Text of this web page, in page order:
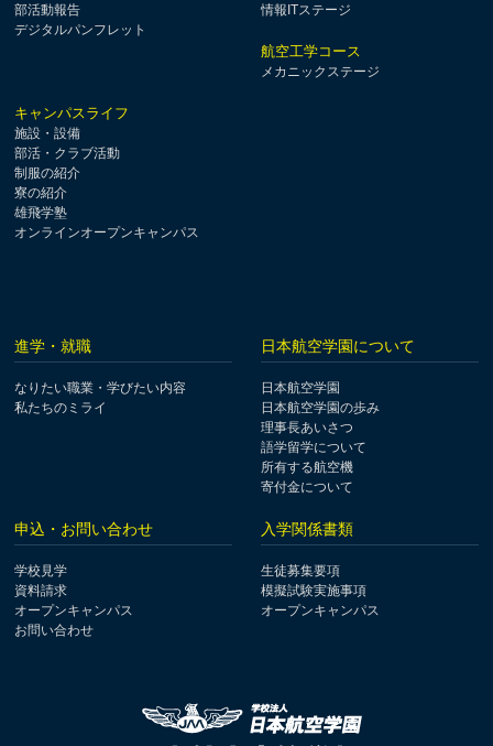
部活動報告
デジタルパンフレット
情報ITステージ
航空工学コース
メカニックステージ
キャンパスライフ
施設・設備
部活・クラブ活動
制服の紹介
寮の紹介
雄飛学塾
オンラインオープンキャンパス
進学・就職
なりたい職業・学びたい内容
私たちのミライ
日本航空学園について
日本航空学園
日本航空学園の歩み
理事長あいさつ
語学留学について
所有する航空機
寄付金について
申込・お問い合わせ
学校見学
資料請求
オープンキャンパス
お問い合わせ
入学関係書類
生徒募集要項
模擬試験実施事項
オープンキャンパス